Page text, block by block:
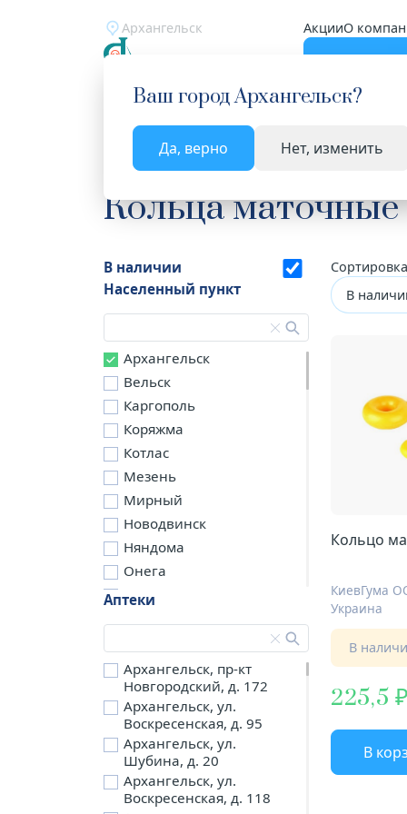
Архангельск АкцииО
Ваш городАрхангельск?
Да, верно Нет, изменить
Главная Каталог Медицинские изделия
Кольца маточные
В наличии
Населенный пункт
Архангельск
Вельск
Каргополь
Коряжма
Котлас
Мезень
Мирный
Новодвинск
Няндома
Онега
Северодвинск
д. Бережная
д. Петариха
д. Согра
п. Березник
п. Боброво
п. Вычегодский
п. Двинской,
Аптеки
Архангельск, пр-кт
Новгородский, д. 172
Архангельск, ул.
Воскресенская, д. 95
Архангельск, ул.
Шубина, д. 20
Архангельск, ул.
Воскресенская, д. 118
В
КиевГума
Украина
В
225,5
В